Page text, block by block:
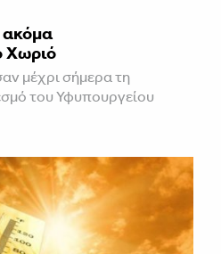
Χωριό
μέχρι σήμερα τη
του Υφυπουργείου